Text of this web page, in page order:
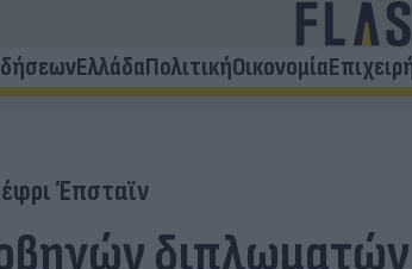
ΕλλάδαΠολιτικήΟικονομία
Έπσταϊν